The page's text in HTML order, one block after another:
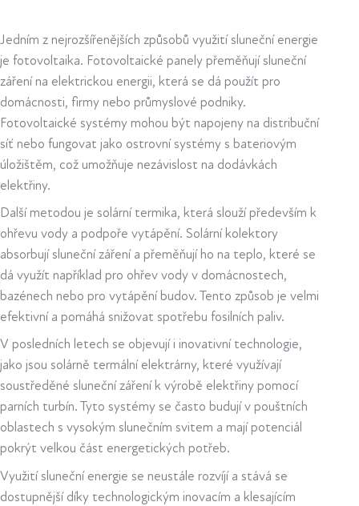
Jedním z nejrozšířenějších způsobů využití sluneční energie
je fotovoltaika. Fotovoltaické panely přeměňují sluneční
záření na elektrickou energii, která se dá použít pro
domácnosti, firmy nebo průmyslové podniky.
Fotovoltaické systémy mohou být napojeny na distribuční
síť nebo fungovat jako ostrovní systémy s bateriovým
úložištěm, což umožňuje nezávislost na dodávkách
elektřiny.
Další metodou je solární termika, která slouží především k
ohřevu vody a podpoře vytápění. Solární kolektory
absorbují sluneční záření a přeměňují ho na teplo, které se
dá využít například pro ohřev vody v domácnostech,
bazénech nebo pro vytápění budov. Tento způsob je velmi
efektivní a pomáhá snižovat spotřebu fosilních paliv.
V posledních letech se objevují i inovativní technologie,
jako jsou solárně termální elektrárny, které využívají
soustředěné sluneční záření k výrobě elektřiny pomocí
parních turbín. Tyto systémy se často budují v pouštních
oblastech s vysokým slunečním svitem a mají potenciál
pokrýt velkou část energetických potřeb.
Využití sluneční energie se neustále rozvíjí a stává se
dostupnější díky technologickým inovacím a klesajícím